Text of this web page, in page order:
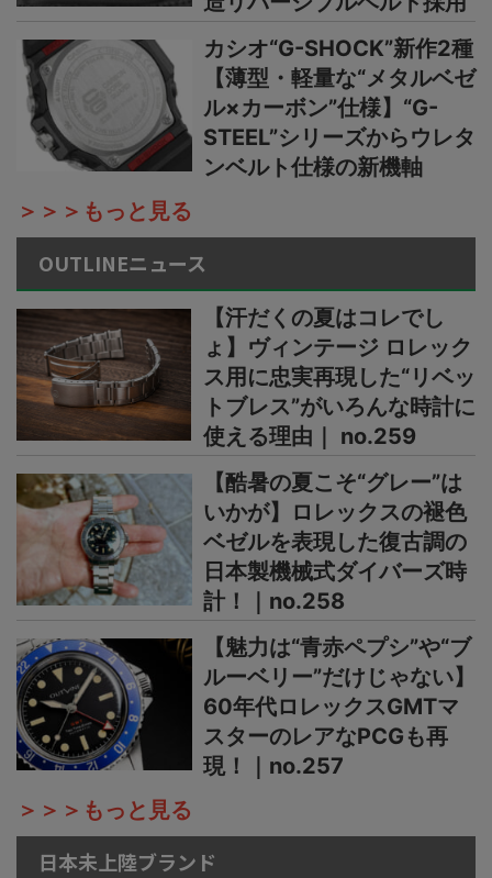
カシオ“G-SHOCK”新作2種
【薄型・軽量な“メタルベゼ
ル×カーボン”仕様】“G-
STEEL”シリーズからウレタ
ンベルト仕様の新機軸
＞＞＞もっと見る
OUTLINEニュース
【汗だくの夏はコレでし
ょ】ヴィンテージ ロレック
ス用に忠実再現した“リベッ
トブレス”がいろんな時計に
使える理由｜ no.259
【酷暑の夏こそ“グレー”は
いかが】ロレックスの褪色
ベゼルを表現した復古調の
日本製機械式ダイバーズ時
計！｜no.258
【魅力は“青赤ペプシ”や“ブ
ルーベリー”だけじゃない】
60年代ロレックスGMTマ
スターのレアなPCGも再
現！｜no.257
＞＞＞もっと見る
日本未上陸ブランド